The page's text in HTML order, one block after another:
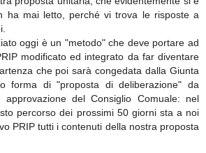
ha mai letto, perché vi trova le risposte a
oggi è un "metodo" che deve portare ad
modificato ed integrato da far diventare
che poi sarà congedata dalla Giunta
forma di "proposta di deliberazione" da
approvazione del Consiglio Comuale: nel
percorso dei prossimi 50 giorni sta a noi
PRIP tutti i contenuti della nostra proposta